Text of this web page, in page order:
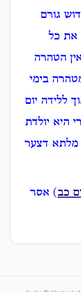
גורם
את כל
הטהרה
בימי
ללידה יום
היא יולדת
מלתא דצער
כב) אסר